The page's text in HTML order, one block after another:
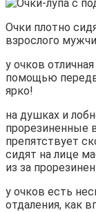
Очки плотно
взрослого
у очков
помощью
ярко!
на душках и
прорезиненные
препятствует
сидят на лице
из за
у очков есть
отдаления, как